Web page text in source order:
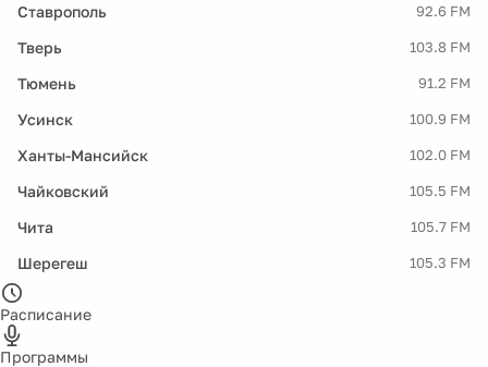
Ставрополь 92.6 FM
Тверь 103.8 FM
Тюмень 91.2 FM
Усинск 100.9 FM
Ханты-Мансийск 102.0 FM
Чайковский 105.5 FM
Чита 105.7 FM
Шерегеш 105.3 FM
Расписание
Программы